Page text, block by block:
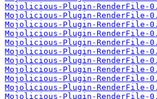
Mojolicious-Plugin-RenderFile-
Mojolicious-Plugin-RenderFile-
Mojolicious-Plugin-RenderFile-
Mojolicious-Plugin-RenderFile-
Mojolicious-Plugin-RenderFile-
Mojolicious-Plugin-RenderFile-
Mojolicious-Plugin-RenderFile-
Mojolicious-Plugin-RenderFile-
Mojolicious-Plugin-RenderFile-
Mojolicious-Plugin-RenderFile-
Mojolicious-Plugin-RenderFile-